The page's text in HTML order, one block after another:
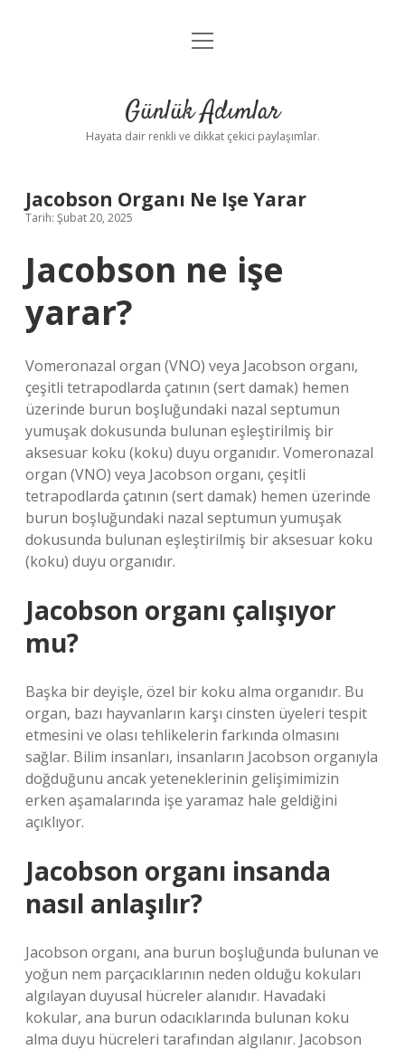
Anasayfa
Yasal Uyarı
menüyü
Günlük Adımlar
Hayata dair renkli ve dikkat çekici paylaşımlar.
Jacobson Organı Ne Işe Yarar
Tarih: Şubat 20, 2025
Jacobson ne işe
yarar?
Vomeronazal organ (VNO) veya Jacobson organı,
çeşitli tetrapodlarda çatının (sert damak) hemen
üzerinde burun boşluğundaki nazal septumun
yumuşak dokusunda bulunan eşleştirilmiş bir
aksesuar koku (koku) duyu organıdır. Vomeronazal
organ (VNO) veya Jacobson organı, çeşitli
tetrapodlarda çatının (sert damak) hemen üzerinde
burun boşluğundaki nazal septumun yumuşak
dokusunda bulunan eşleştirilmiş bir aksesuar koku
(koku) duyu organıdır.
Jacobson organı çalışıyor
mu?
Başka bir deyişle, özel bir koku alma organıdır. Bu
organ, bazı hayvanların karşı cinsten üyeleri tespit
etmesini ve olası tehlikelerin farkında olmasını
sağlar. Bilim insanları, insanların Jacobson organıyla
doğduğunu ancak yeteneklerinin gelişimimizin
erken aşamalarında işe yaramaz hale geldiğini
açıklıyor.
Jacobson organı insanda
nasıl anlaşılır?
Jacobson organı, ana burun boşluğunda bulunan ve
yoğun nem parçacıklarının neden olduğu kokuları
algılayan duyusal hücreler alanıdır. Havadaki
kokular, ana burun odacıklarında bulunan koku
alma duyu hücreleri tarafından algılanır. Jacobson